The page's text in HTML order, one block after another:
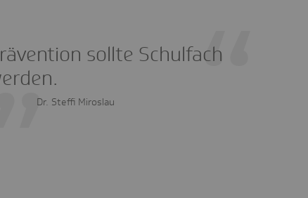
sollte Schulfach
Dr. Steffi Miroslau